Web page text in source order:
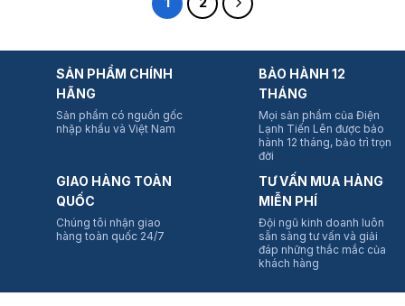
SẢN PHẨM CHÍNH
HÃNG
Sản phẩm có nguồn gốc
nhập khẩu và Việt Nam
BẢO HÀNH 12
THÁNG
Mọi sản phẩm của Điện
Lạnh Tiến Lên được bảo
hành 12 tháng, bảo trì trọn
đời
GIAO HÀNG TOÀN
QUỐC
Chúng tôi nhận giao
hàng toàn quốc 24/7
TƯ VẤN MUA HÀNG
MIỄN PHÍ
Đội ngũ kinh doanh luôn
sẵn sàng tư vấn và giải
đáp những thắc mắc của
khách hàng